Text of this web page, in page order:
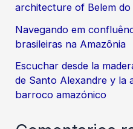
architecture of Belem do
Navegando em
brasileiras na Amazônia
Escuchar desde la
de Santo Alexandre y la
barroco amazónico